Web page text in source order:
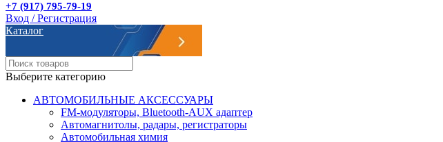
+7 (917) 795-79-19
Вход / Регистрация
Каталог
Выберите категорию
АВТОМОБИЛЬНЫЕ АКСЕССУАРЫ
FM-модуляторы, Bluetooth-AUX адаптер
Автомагнитолы, радары, регистраторы
Автомобильная химия